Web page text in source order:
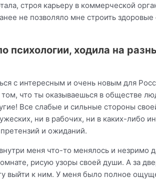
строя карьеру в коммерческой
не позволяло мне строить
психологии, ходила на
с интересным и очень новым для
что ты оказываешься в обществе
Все слабые и сильные стороны
ни в рабочих, ни в каких-либо
и ожиданий.
меня что-то менялось и незримо
рисую узоры своей души. А за
выйти к ним. У меня было полное